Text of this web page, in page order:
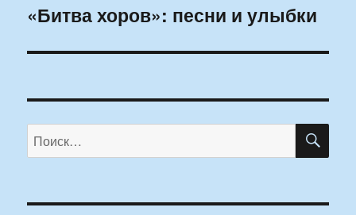
Следующая
«Битва хоров»: песни и улыбки
Искать: